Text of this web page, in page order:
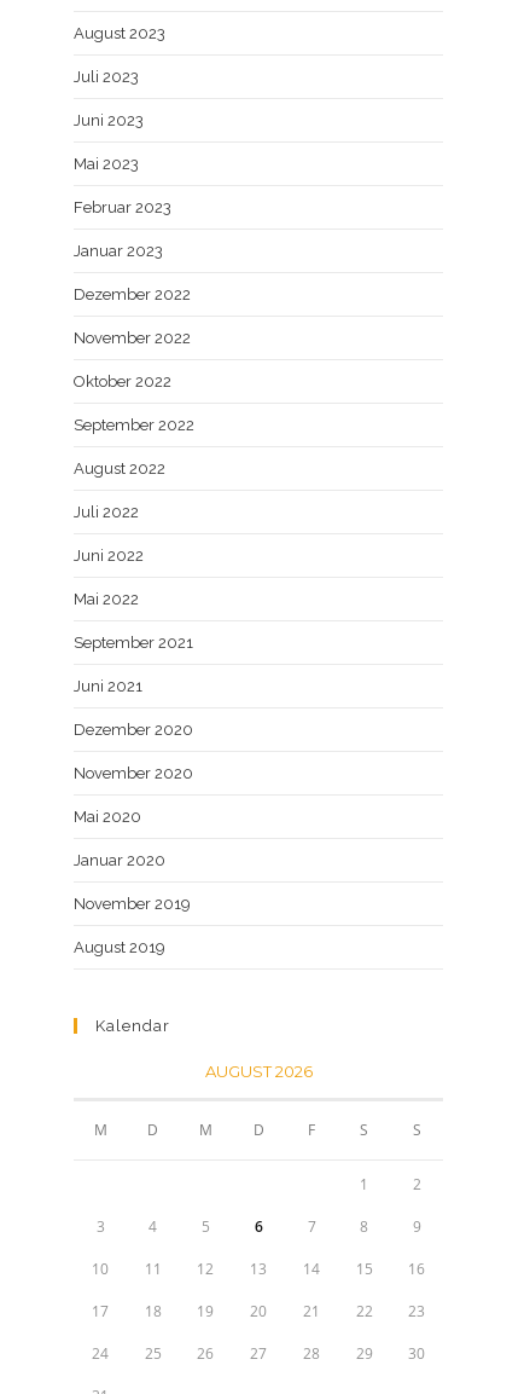
August 2023
Juli 2023
Juni 2023
Mai 2023
Februar 2023
Januar 2023
Dezember 2022
November 2022
Oktober 2022
September 2022
August 2022
Juli 2022
Juni 2022
Mai 2022
September 2021
Juni 2021
Dezember 2020
November 2020
Mai 2020
Januar 2020
November 2019
August 2019
Kalendar
AUGUST 2026
M D M D F S S
1 2
3 4 5 6 7 8 9
10 11 12 13 14 15 16
17 18 19 20 21 22 23
24 25 26 27 28 29 30